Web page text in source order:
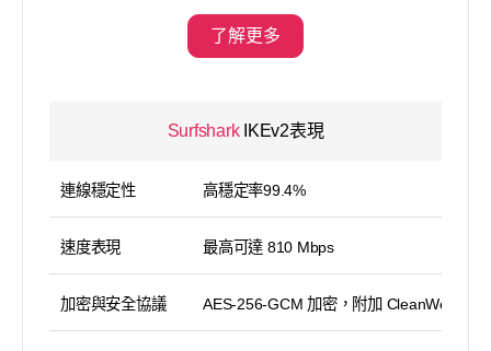
了解更多
SurfsharkIKEv2表現
連線穩定性 高穩定率99.4%
速度表現 最高可達 810 Mbps
加密與安全協議 AES-256-GCM 加密，附加 CleanWeb